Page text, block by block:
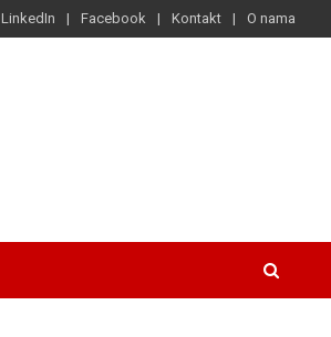
LinkedIn Facebook Kontakt O nama